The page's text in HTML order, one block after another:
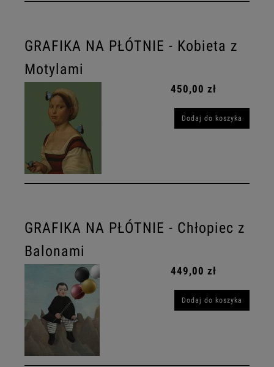
GRAFIKA NA PŁÓTNIE - Kobieta z
Motylami
450,00 zł
Dodaj do koszyka
GRAFIKA NA PŁÓTNIE - Chłopiec z
Balonami
449,00 zł
Dodaj do koszyka